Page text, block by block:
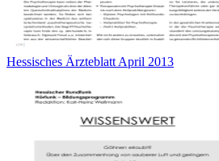
Hessisches Ärzteblatt April 2013